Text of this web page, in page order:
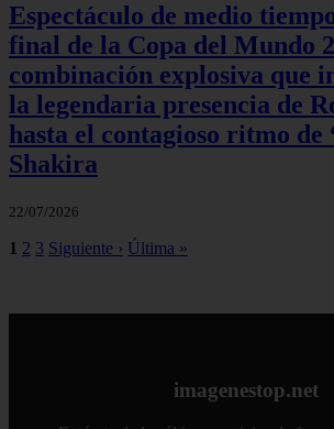
Espectáculo de medio
final de la Copa del Mundo
combinación explosiva que
la legendaria presencia de
hasta el contagioso ritmo de
Shakira
22/07/2026
1 2 3 Siguiente › Última »
imagenestop.net